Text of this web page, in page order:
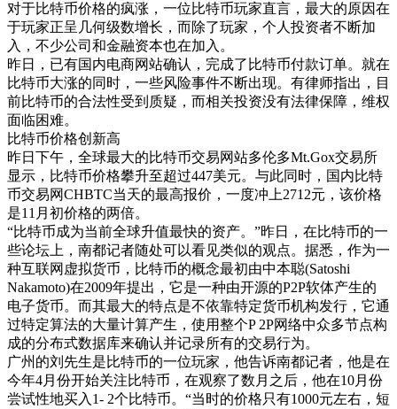
对于比特币价格的疯涨，一位比特币玩家直言，最大的原因在
于玩家正呈几何级数增长，而除了玩家，个人投资者不断加
入，不少公司和金融资本也在加入。
昨日，已有国内电商网站确认，完成了比特币付款订单。就在
比特币大涨的同时，一些风险事件不断出现。有律师指出，目
前比特币的合法性受到质疑，而相关投资没有法律保障，维权
面临困难。
比特币价格创新高
昨日下午，全球最大的比特币交易网站多伦多Mt.Gox交易所
显示，比特币价格攀升至超过447美元。与此同时，国内比特
币交易网CHBTC当天的最高报价，一度冲上2712元，该价格
是11月初价格的两倍。
“比特币成为当前全球升值最快的资产。”昨日，在比特币的一
些论坛上，南都记者随处可以看见类似的观点。据悉，作为一
种互联网虚拟货币，比特币的概念最初由中本聪(Satoshi
Nakamoto)在2009年提出，它是一种由开源的P2P软体产生的
电子货币。而其最大的特点是不依靠特定货币机构发行，它通
过特定算法的大量计算产生，使用整个P 2P网络中众多节点构
成的分布式数据库来确认并记录所有的交易行为。
广州的刘先生是比特币的一位玩家，他告诉南都记者，他是在
今年4月份开始关注比特币，在观察了数月之后，他在10月份
尝试性地买入1- 2个比特币。“当时的价格只有1000元左右，短